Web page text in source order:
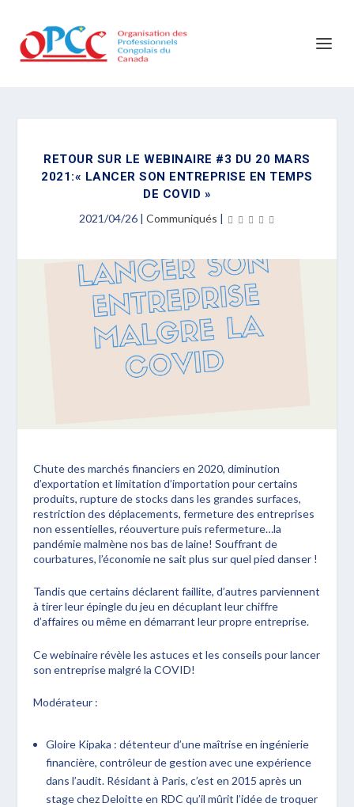
RETOUR SUR LE WEBINAIRE #3 DU 20 MARS
2021:« LANCER SON ENTREPRISE EN TEMPS
DE COVID »
2021/04/26 | Communiqués |
Chute des marchés financiers en 2020, diminution
d’exportation et limitation d’importation pour certains
produits, rupture de stocks dans les grandes surfaces,
restriction des déplacements, fermeture des entreprises
non essentielles, réouverture puis refermeture…la
pandémie malmène nos bas de laine! Souffrant de
courbatures, l’économie ne sait plus sur quel pied danser !
Tandis que certains déclarent faillite, d’autres parviennent
à tirer leur épingle du jeu en décuplant leur chiffre
d’affaires ou même en démarrant leur propre entreprise.
Ce webinaire révèle les astuces et les conseils pour lancer
son entreprise malgré la COVID!
Modérateur :
Gloire Kipaka : détenteur d’une maîtrise en ingénierie
financière, contrôleur de gestion avec une expérience
dans l’audit. Résidant à Paris, c’est en 2015 après un
stage chez Deloitte en RDC qu’il mûrit l’idée de troquer